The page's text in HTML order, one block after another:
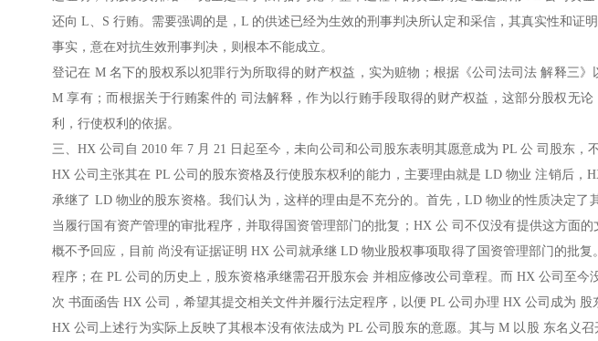
还向 L、S 行贿。需要强调的是，L 的供述已经为生效的刑事判决所认定和采信，其真实性和证
事实，意在对抗生效刑事判决，则根本不能成立。
登记在 M 名下的股权系以犯罪行为所取得的财产权益，实为赃物；根据《公司法司法 解释三
M 享有；而根据关于行贿案件的 司法解释，作为以行贿手段取得的财产权益，这部分股权无
利，行使权利的依据。
三、HX 公司自 2010 年 7 月 21 日起至今，未向公司和公司股东表明其愿意成为 PL 公 司股东，
HX 公司主张其在 PL 公司的股东资格及行使股东权利的能力，主要理由就是 LD 物业 注销后，
承继了 LD 物业的股东资格。我们认为，这样的理由是不充分的。首先，LD 物业的性质决定了
当履行国有资产管理的审批程序，并取得国资管理部门的批复；HX 公 司不仅没有提供这方面
概不予回应，目前 尚没有证据证明 HX 公司就承继 LD 物业股权事项取得了国资管理部门的批
程序；在 PL 公司的历史上，股东资格承继需召开股东会 并相应修改公司章程。而 HX 公司至今
次 书面函告 HX 公司，希望其提交相关文件并履行法定程序，以便 PL 公司办理 HX 公司成为
HX 公司上述行为实际上反映了其根本没有依法成为 PL 公司股东的意愿。其与 M 以股 东名义